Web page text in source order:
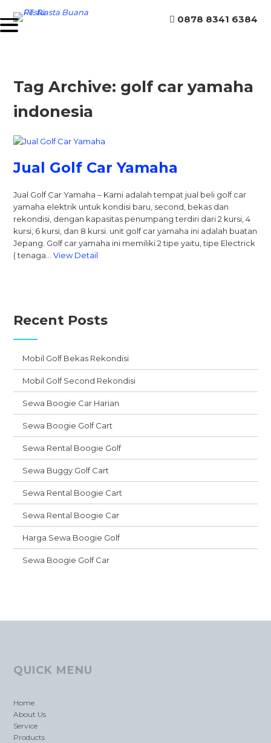
0878 8341 6384
Tag Archive: golf car yamaha
indonesia
Jual Golf Car Yamaha
Jual Golf Car Yamaha – Kami adalah tempat jual beli golf car
yamaha elektrik untuk kondisi baru, second, bekas dan
rekondisi, dengan kapasitas penumpang terdiri dari 2 kursi, 4
kursi, 6 kursi, dan 8 kursi. unit golf car yamaha ini adalah buatan
Jepang. Golf car yamaha ini memiliki 2 tipe yaitu, tipe Electrick
( tenaga…View Detail
Recent Posts
Mobil Golf Bekas Rekondisi
Mobil Golf Second Rekondisi
Sewa Boogie Car Harian
Sewa Boogie Golf Cart
Sewa Rental Boogie Golf
Sewa Buggy Golf Cart
Sewa Rental Boogie Cart
Sewa Rental Boogie Car
Harga Sewa Boogie Golf
Sewa Boogie Golf Car
QUICK MENU
Home
About Us
Service
Products